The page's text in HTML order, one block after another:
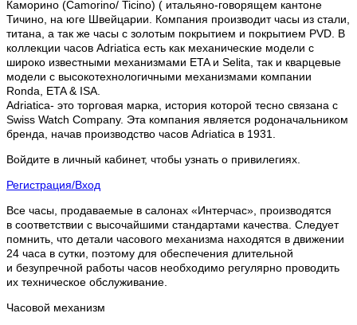
Каморино (Camorino/ Ticino) ( итальяно-говорящем кантоне
Тичино, на юге Швейцарии. Компания производит часы из стали,
титана, а так же часы с золотым покрытием и покрытием PVD. В
коллекции часов Adriatica есть как механические модели с
широко известными механизмами ETA и Selita, так и кварцевые
модели с высокотехнологичными механизмами компании
Ronda, ETA & ISA.
Adriatica- это торговая марка, история которой тесно связана с
Swiss Watch Company. Эта компания является родоначальником
бренда, начав производство часов Adriatica в 1931.
Войдите в личный кабинет, чтобы узнать о привилегиях.
Регистрация/Вход
Все часы, продаваемые в салонах «Интерчас», производятся
в соответствии с высочайшими стандартами качества. Следует
помнить, что детали часового механизма находятся в движении
24 часа в сутки, поэтому для обеспечения длительной
и безупречной работы часов необходимо регулярно проводить
их техническое обслуживание.
Часовой механизм